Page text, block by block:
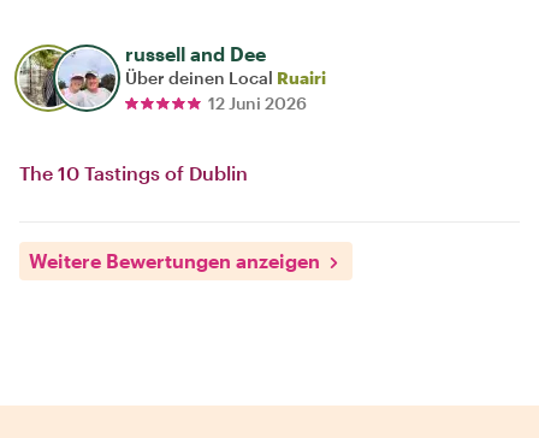
russell and Dee
Über deinen Local Ruairi
12 Juni 2026
The 10 Tastings of Dublin
Weitere Bewertungen anzeigen